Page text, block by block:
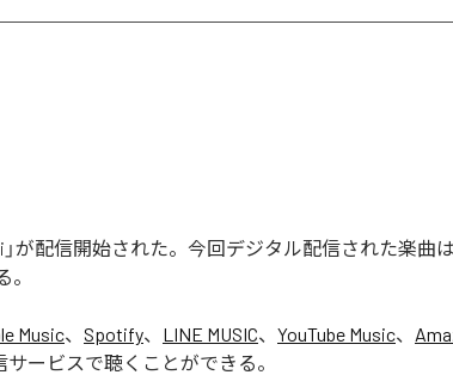
i」が配信開始された。今回デジタル配信された楽曲は
Music、 Spotify、 LINE MUSIC、 YouTube Music、
ービスで聴くことができる。